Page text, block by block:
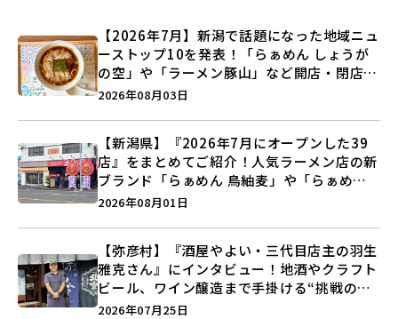
【2026年7月】新潟で話題になった地域ニュ
ーストップ10を発表！「らぁめん しょうが
の空」や「ラーメン豚山」など開店・閉店の
注目記事をランキングでご紹介♪
2026年08月03日
【新潟県】『2026年7月にオープンした39
店』をまとめてご紹介！人気ラーメン店の新
ブランド「らぁめん 鳥紬麦」や「らぁめん
しょうがの空」など盛りだくさん♪
2026年08月01日
【弥彦村】『酒屋やよい・三代目店主の羽生
雅克さん』にインタビュー！地酒やクラフト
ビール、ワイン醸造まで手掛ける“挑戦の歴
史”に迫る♪
2026年07月25日